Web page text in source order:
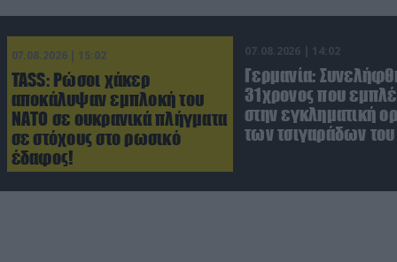
07.08.2026 | 15:02
TASS: Ρώσοι χάκερ
αποκάλυψαν εμπλοκή του
ΝΑΤΟ σε ουκρανικά πλήγματα
σε στόχους στο ρωσικό
έδαφος!
07.08.2026 | 14:02
Γερμανία:
31χρονος που
στην εγκληματική
των τσιγαράδων του